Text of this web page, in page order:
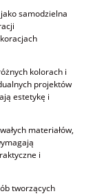
samodzielna
kolorach i
projektów
estetykę i
materiałów,
i
tworzących